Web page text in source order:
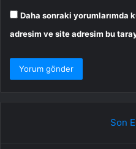
Daha sonraki yorumlarımda
adresim ve site adresim bu
Son